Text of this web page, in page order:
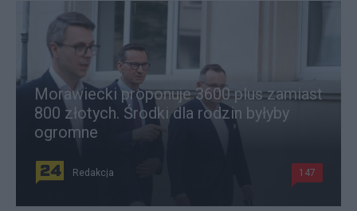
Morawiecki proponuje 3600 plus zamiast
800 złotych. Środki dla rodzin byłyby
ogromne
Redakcja 147